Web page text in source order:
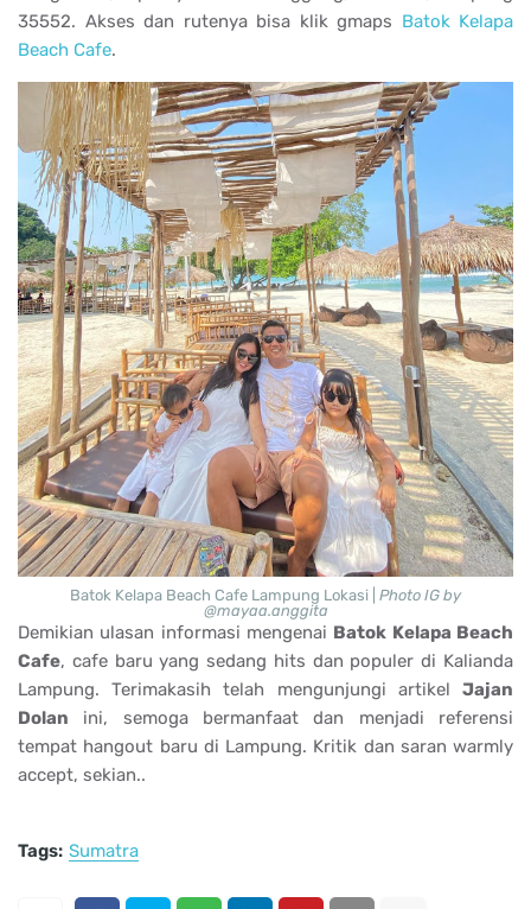
35552. Akses dan rutenya bisa klik gmaps Batok Kelapa
Beach Cafe.
Batok Kelapa Beach Cafe Lampung Lokasi | Photo IG by
@mayaa.anggita
Demikian ulasan informasi mengenai Batok Kelapa Beach
Cafe, cafe baru yang sedang hits dan populer di Kalianda
Lampung. Terimakasih telah mengunjungi artikel Jajan
Dolan ini, semoga bermanfaat dan menjadi referensi
tempat hangout baru di Lampung. Kritik dan saran warmly
accept, sekian..
Tags: Sumatra